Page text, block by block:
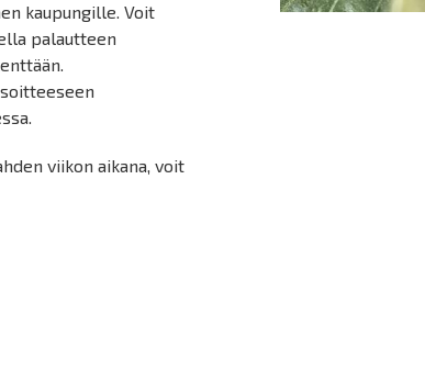
kaupungille. Voit
palautteen
viikon aikana, voit